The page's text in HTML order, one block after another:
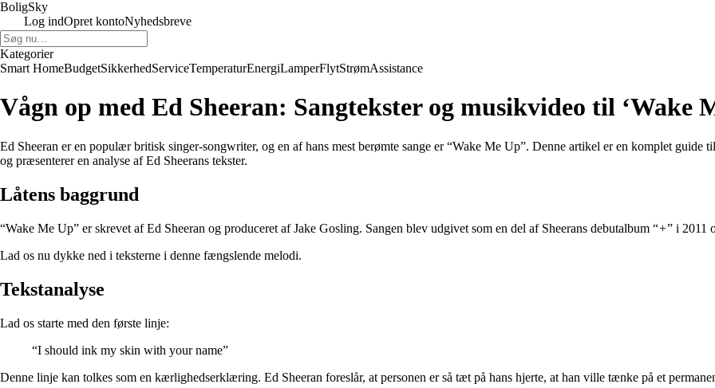
BoligSky
Log indOpret kontoNyhedsbreve
Kategorier
Smart HomeBudgetSikkerhedServiceTemperaturEnergiLamperFlytStrømAssistance
Vågn op med Ed Sheeran: Sangtekster og musikvideo til ‘Wake
Ed Sheeran er en populær britisk singer-songwriter, og en af hans mest berømte sange er “Wake Me Up”. Denne artikel er en komplet
og præsenterer en analyse af Ed Sheerans tekster.
Låtens baggrund
“Wake Me Up” er skrevet af Ed Sheeran og produceret af Jake Gosling. Sangen blev udgivet som en del af Sheerans debutalbum “+” i 2011
Lad os nu dykke ned i teksterne i denne fængslende melodi.
Tekstanalyse
Lad os starte med den første linje:
“I should ink my skin with your name”
Denne linje kan tolkes som en kærlighedserklæring. Ed Sheeran foreslår, at personen er så tæt på hans hjerte, at han ville tænke på et